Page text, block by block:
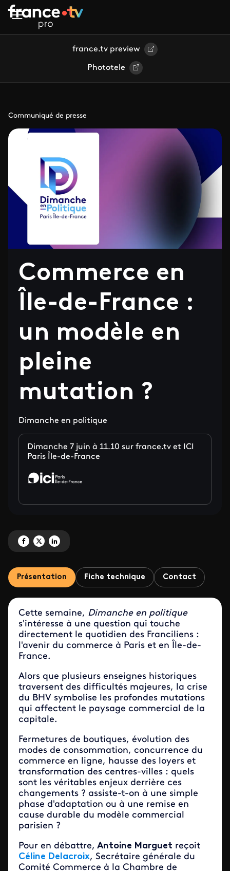
Aller au contenu principal
france.tv preview
Phototele
Communiqué de presse
Commerce en
Île-de-France :
un modèle en
pleine
mutation ?
Dimanche en politique
Dimanche 7 juin à 11.10 sur france.tv et ICI
Paris Île-de-France
Partagez 'Commerce en Île-de-France : un modèle en pleine mutation ?'
Partagez 'Commerce en Île-de-France : un modèle en pleine mutation
Partagez 'Commerce en Île-de-France : un modèle en pleine
Présentation Fiche technique Contact
Cette semaine, Dimanche en politique
s'intéresse à une question qui touche
directement le quotidien des Franciliens :
l'avenir du commerce à Paris et en Île-de-
France.
Alors que plusieurs enseignes historiques
traversent des difficultés majeures, la crise
du BHV symbolise les profondes mutations
qui affectent le paysage commercial de la
capitale.
Fermetures de boutiques, évolution des
modes de consommation, concurrence du
commerce en ligne, hausse des loyers et
transformation des centres-villes : quels
sont les véritables enjeux derrière ces
changements ? assiste-t-on à une simple
phase d'adaptation ou à une remise en
cause durable du modèle commercial
parisien ?
Pour en débattre, Antoine Marguet reçoit
Céline Delacroix, Secrétaire générale du
Comité Commerce à la Chambre de